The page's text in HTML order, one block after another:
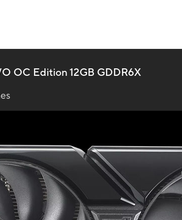
OC Edition 12GB GDDR6X